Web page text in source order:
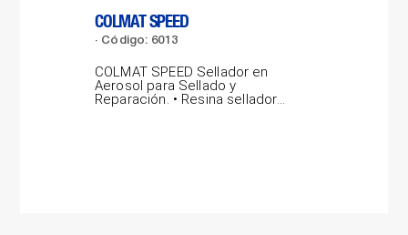
COLMAT SPEED
Código: 6013
COLMAT SPEED Sellador en
Aerosol para Sellado y
Reparación. • Resina selladora